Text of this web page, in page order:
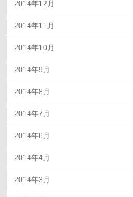
2014年12月
2014年11月
2014年10月
2014年9月
2014年8月
2014年7月
2014年6月
2014年4月
2014年3月